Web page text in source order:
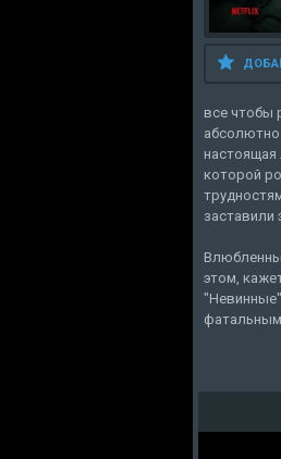
все чтобы
абсолютно
которой
заставили
этом,